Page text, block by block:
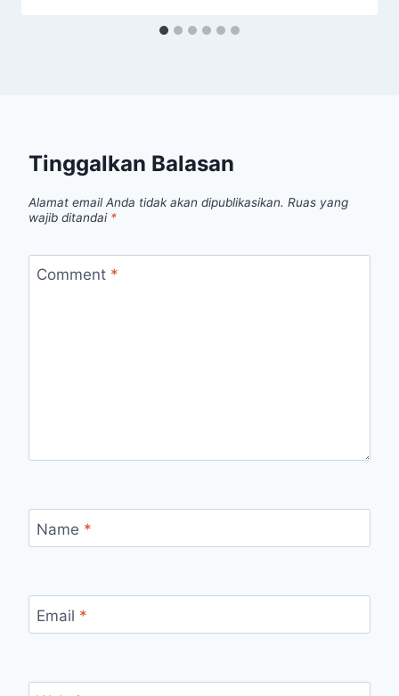
Tinggalkan Balasan
Alamat email Anda tidak akan dipublikasikan. Ruas yang
wajib ditandai *
Comment *
Name *
Email *